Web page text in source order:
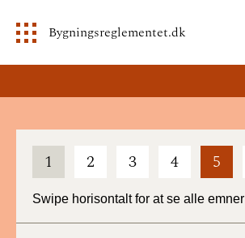
Bygningsreglementet.dk
1 2 3 4 5
Swipe horisontalt for at se alle emner